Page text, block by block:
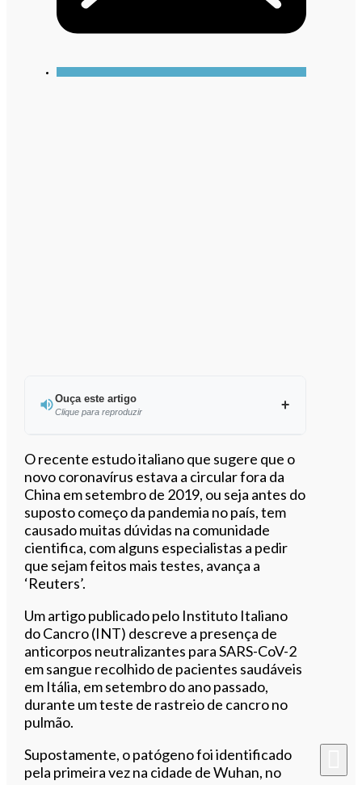
Ouça este artigo
Clique para reproduzir
Ouvir este artigo
O recente estudo italiano que sugere que o
novo coronavírus estava a circular fora da
China em setembro de 2019, ou seja antes do
suposto começo da pandemia no país, tem
causado muitas dúvidas na comunidade
cientifica, com alguns especialistas a pedir
que sejam feitos mais testes, avança a
‘Reuters’.
Um artigo publicado pelo Instituto Italiano
do Cancro (INT) descreve a presença de
anticorpos neutralizantes para SARS-CoV-2
em sangue recolhido de pacientes saudáveis ​​
em Itália, em setembro do ano passado,
durante um teste de rastreio de cancro no
pulmão.
Supostamente, o patógeno foi identificado
pela primeira vez na cidade de Wuhan, no